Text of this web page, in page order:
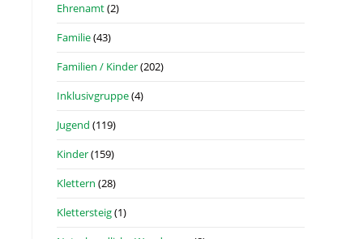
Ehrenamt(2)
Familie(43)
Familien / Kinder(202)
Inklusivgruppe(4)
Jugend (119)
Kinder(159)
Klettern (28)
Klettersteig(1)